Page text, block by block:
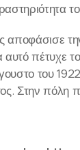
αποφάσισε
πέτυχε
του
Στην πόλη